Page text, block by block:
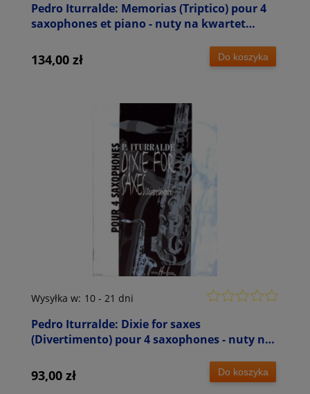
Pedro Iturralde: Memorias (Triptico) pour 4
saxophones et piano - nuty na kwartet
134,00 zł Do koszyka
Pedro Iturralde: Dixie for saxes
(Divertimento) pour 4 saxophones - nuty na
Wysyłka w: 10 - 21 dni
93,00 zł Do koszyka